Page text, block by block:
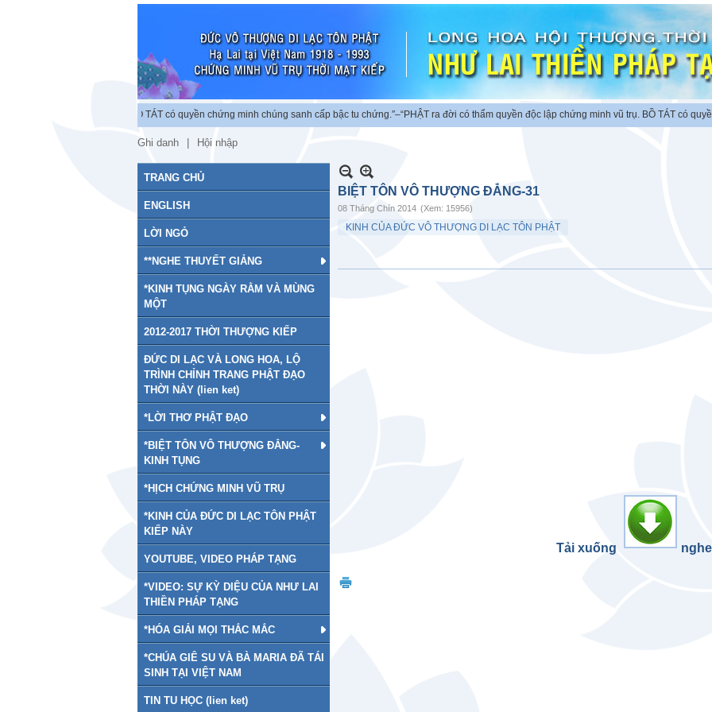
lập chứng minh vũ trụ. BỒ TÁT có quyền chứng minh chúng sanh cấp bậc tu chứng.″–“PHẬT ra đời có thẩm quyền độc lập chứng minh vũ trụ. BỒ TÁT có quyền
Ghi danh Hội nhập
TRANG CHỦ
ENGLISH
LỜI NGỎ
**NGHE THUYẾT GIẢNG
*KINH TỤNG NGÀY RẰM VÀ MÙNG
MỘT
2012-2017 THỜI THƯỢNG KIẾP
ĐỨC DI LẠC VÀ LONG HOA, LỘ
TRÌNH CHỈNH TRANG PHẬT ĐẠO
THỜI NÀY (lien ket)
*LỜI THƠ PHẬT ĐẠO
*BIỆT TÔN VÔ THƯỢNG ĐẲNG-
KINH TỤNG
*HỊCH CHỨNG MINH VŨ TRỤ
*KINH CỦA ĐỨC DI LẠC TÔN PHẬT
KIẾP NÀY
YOUTUBE, VIDEO PHÁP TẠNG
*VIDEO: SỰ KỲ DIỆU CỦA NHƯ LAI
THIỀN PHÁP TẠNG
*HÓA GIẢI MỌI THẮC MẮC
*CHÚA GIÊ SU VÀ BÀ MARIA ĐÃ TÁI
SINH TẠI VIỆT NAM
TIN TU HỌC (lien ket)
BIỆT TÔN VÔ THƯỢNG ĐẲNG-31
08 Tháng Chín 2014 (Xem: 15956)
KINH CỦA ĐỨC VÔ THƯỢNG DI LẠC TÔN PHẬT
Tải xuống nghe